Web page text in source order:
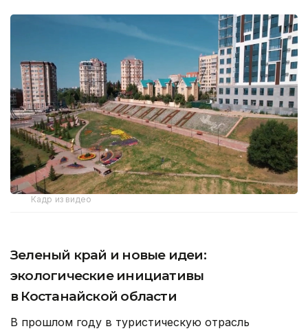
Кадр из видео
Зеленый край и новые идеи:
экологические инициативы
в Костанайской области
В прошлом году в туристическую отрасль